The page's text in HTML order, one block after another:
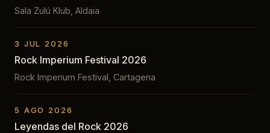
Sala Zulú Klub, Aldaia
3 JUL 2026
Rock Imperium Festival 2026
Rock Imperium Festival, Cartagena
5 AGO 2026
Leyendas del Rock 2026